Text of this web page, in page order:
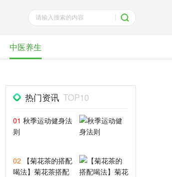
中医养生
热门资讯 TOP10
01 秋季运动健身法
则
02
【菊花茶的搭配
喝法】菊花茶搭配